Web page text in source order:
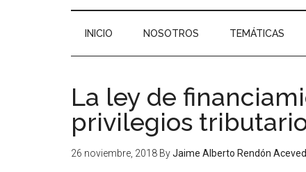
INICIO NOSOTROS TEMÁTICAS
La ley de
privilegios
26 noviembre, 2018 ByJaime Alberto Rendón